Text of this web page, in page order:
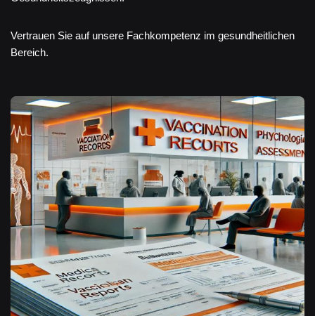
Vertrauen Sie auf unsere Fachkompetenz im gesundheitlichen
Bereich.